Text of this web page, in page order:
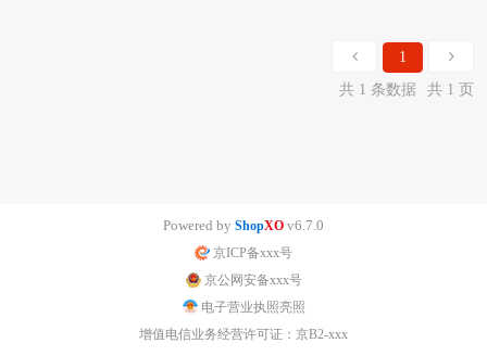
1
共 1 条数据
共 1 页
Powered by ShopXO v6.7.0
京ICP备xxx号
京公网安备xxx号
电子营业执照亮照
增值电信业务经营许可证：京B2-xxx